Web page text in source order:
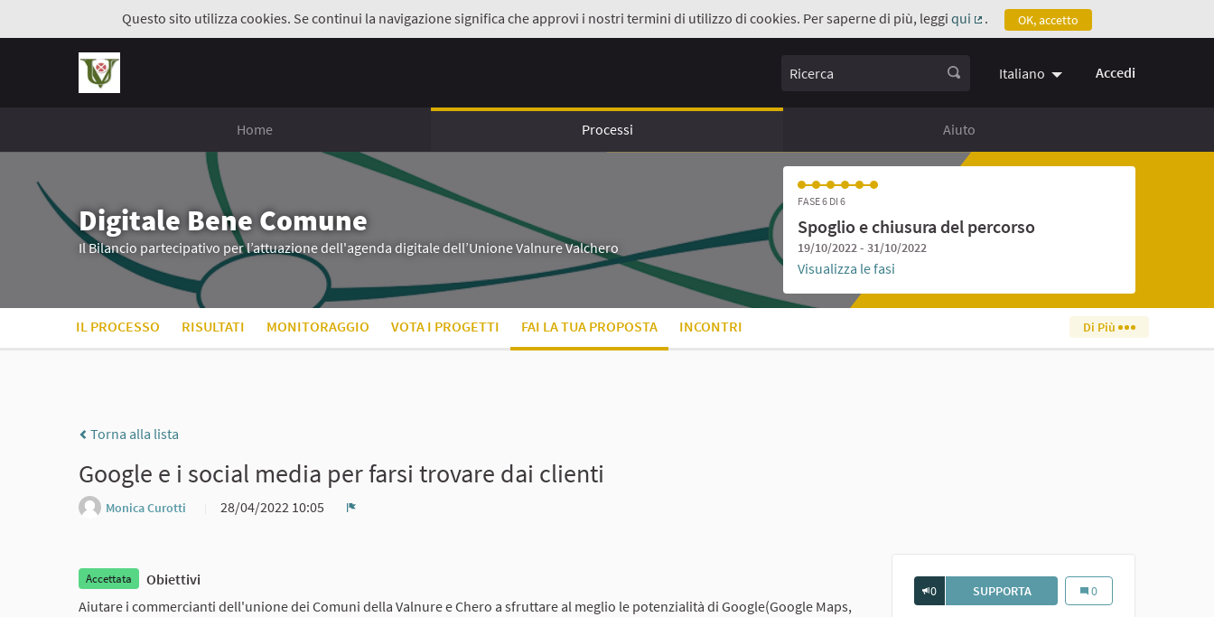
Questo sito utilizza cookies. Se continui la navigazione significa che approvi i nostri termini di utilizzo di cookies. Per saperne di più, leggi qui
(Collegamento esterno)
. OK, accetto
Ricerca Italiano Accedi
Home Processi Aiuto
Digitale Bene Comune
Il Bilancio partecipativo per l’attuazione dell'agenda digitale dell’Unione Valnure Valchero
FASE 6 DI 6
Spoglio e chiusura del percorso
19/10/2022 - 31/10/2022
Visualizza le fasi
IL PROCESSO RISULTATI MONITORAGGIO VOTA I PROGETTI FAI LA TUA PROPOSTA INCONTRI Di Più
Torna alla lista
Google e i social media per farsi trovare dai clienti
Monica Curotti
28/04/2022 10:05
Accettata
Obiettivi
Aiutare i commercianti dell'unione dei Comuni della Valnure e Chero a sfruttare al meglio le potenzialità di Google(Google Maps,
0 SUPPORTAGOOGLE E I SOCIAL MEDIA PER
Google e i social media
0